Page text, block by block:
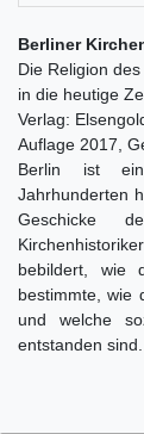
Berliner
Die Religion
in die heutige
Verlag:
Auflage 2017,
Berlin ist ein
Jahrhunderten
Geschicke
bebildert, wie
bestimmte, wie
und welche
entstanden sind.